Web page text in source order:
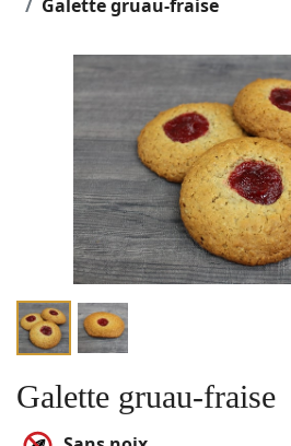
Galette gruau-fraise
Galette gruau-fraise